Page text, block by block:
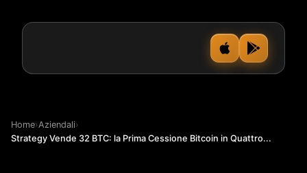
Home›Aziendali›
Strategy Vende 32 BTC: la Prima Cessione Bitcoin in Quattro...